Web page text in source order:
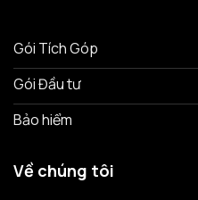
Gói Tích Góp
Gói Đầu tư
Bảo hiểm
Về chúng tôi